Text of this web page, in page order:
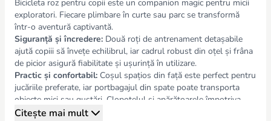
Bicicleta roz pentru copii este un companion magic pentru micii
exploratori. Fiecare plimbare în curte sau parc se transformă
într-o aventură captivantă.
Siguranță și încredere: Două roți de antrenament detașabile
ajută copiii să învețe echilibrul, iar cadrul robust din oțel și frâna
de picior asigură fiabilitate și ușurință în utilizare.
Practic și confortabil: Coșul spațios din față este perfect pentru
jucăriile preferate, iar portbagajul din spate poate transporta
obiecte mici sau gustări. Clopoțelul și apărătoarele împotriva
stropilor adaugă confort și siguranță.
Citește mai mult